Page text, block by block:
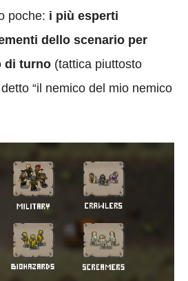
poche: i più esperti
dello scenario per
di turno (tattica piuttosto
“il nemico del mio nemico